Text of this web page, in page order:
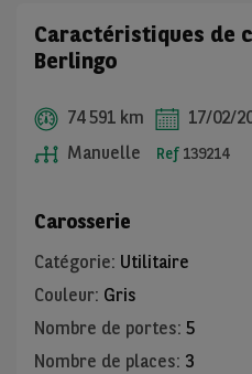
Caractéristiques de
Berlingo
74 591 km 17/02/
Manuelle
Ref 139214
Carosserie
Catégorie: Utilitaire
Couleur: Gris
Nombre de portes: 5
Nombre de places: 3